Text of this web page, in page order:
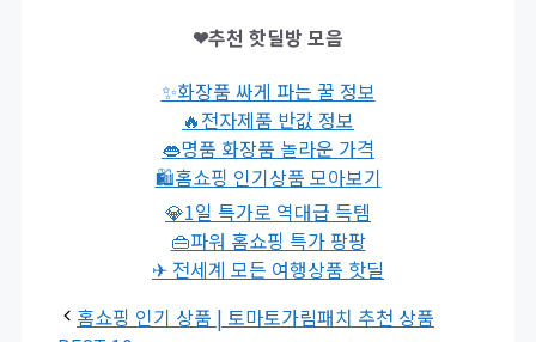
❤추천 핫딜방 모음
✨화장품 싸게 파는 꿀 정보
🔥전자제품 반값 정보
👄명품 화장품 놀라운 가격
🛍홈쇼핑 인기상품 모아보기
💎1일 특가로 역대급 득템
👜파워 홈쇼핑 특가 팡팡
✈ 전세계 모든 여행상품 핫딜
홈쇼핑 인기 상품 | 토마토가림패치 추천 상품